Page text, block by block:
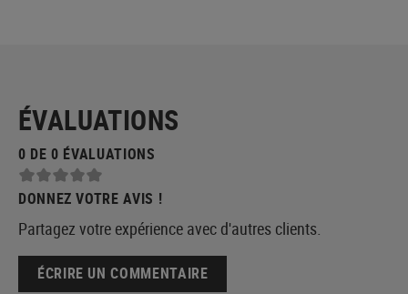
ÉVALUATIONS
0 DE 0 ÉVALUATIONS
DONNEZ VOTRE AVIS !
Partagez votre expérience avec d'autres clients.
ÉCRIRE UN COMMENTAIRE